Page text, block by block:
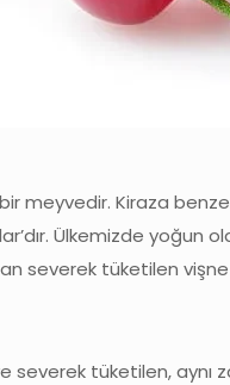
meyvedir. Kiraza
Ülkemizde yoğun
severek tüketilen
severek tüketilen, aynı